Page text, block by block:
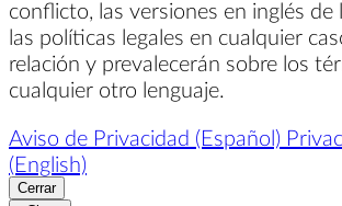
conflicto, las versiones en inglés
las políticas legales en cualquier
relación y prevalecerán sobre los
cualquier otro lenguaje.
Aviso de Privacidad (Español)
(English)
Cerrar